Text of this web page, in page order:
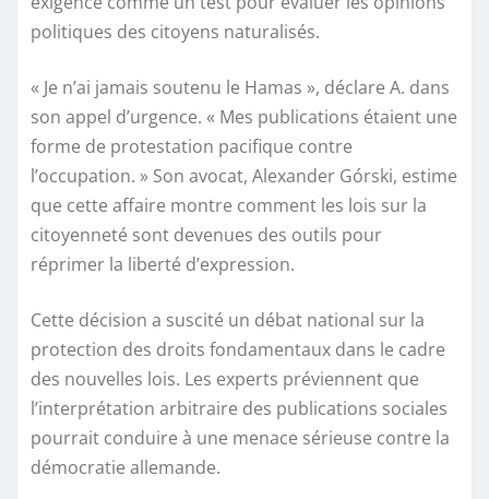
politiques des citoyens naturalisés.
« Je n’ai jamais soutenu le Hamas », déclare A. dans
son appel d’urgence. « Mes publications étaient une
forme de protestation pacifique contre
l’occupation. » Son avocat, Alexander Górski, estime
que cette affaire montre comment les lois sur la
citoyenneté sont devenues des outils pour
réprimer la liberté d’expression.
Cette décision a suscité un débat national sur la
protection des droits fondamentaux dans le cadre
des nouvelles lois. Les experts préviennent que
l’interprétation arbitraire des publications sociales
pourrait conduire à une menace sérieuse contre la
démocratie allemande.